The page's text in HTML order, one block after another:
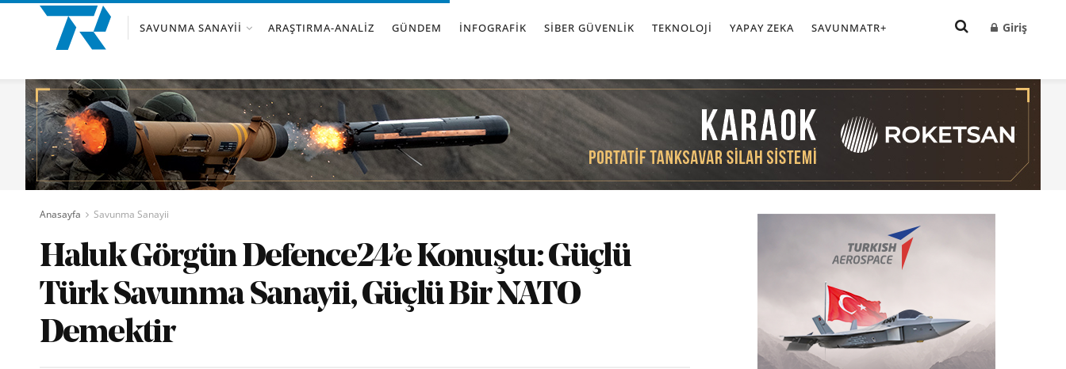
SAVUNMA SANAYII ARAŞTIRMA-ANALIZ GÜNDEM İNFOGRAFIK SIBER GÜVENLIK TEKNOLOJI YAPAY ZEKA SAVUNMATR+ Giriş
Anasayfa Savunma Sanayii
Haluk Görgün Defence24’e Konuştu: Güçlü
Türk Savunma Sanayii, Güçlü Bir NATO
Demektir